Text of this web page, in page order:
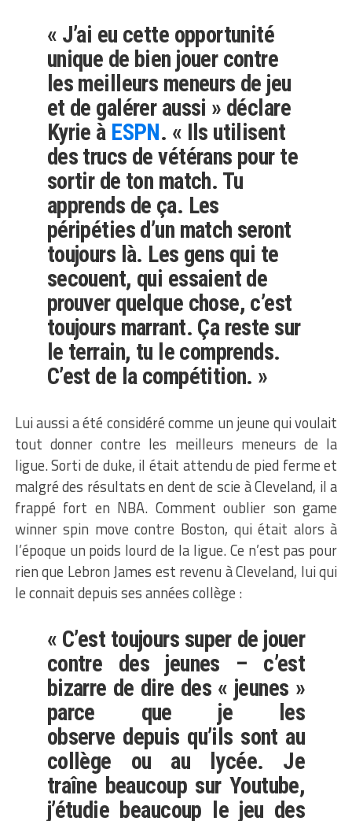
« J’ai eu cette opportunité
unique de bien jouer contre
les meilleurs meneurs de jeu
et de galérer aussi » déclare
Kyrie à ESPN. « Ils utilisent
des trucs de vétérans pour te
sortir de ton match. Tu
apprends de ça. Les
péripéties d’un match seront
toujours là. Les gens qui te
secouent, qui essaient de
prouver quelque chose, c’est
toujours marrant. Ça reste sur
le terrain, tu le comprends.
C’est de la compétition. »
Lui aussi a été considéré comme un jeune qui voulait
tout donner contre les meilleurs meneurs de la
ligue. Sorti de duke, il était attendu de pied ferme et
malgré des résultats en dent de scie à Cleveland, il a
frappé fort en NBA. Comment oublier son game
winner spin move contre Boston, qui était alors à
l’époque un poids lourd de la ligue. Ce n’est pas pour
rien que Lebron James est revenu à Cleveland, lui qui
le connait depuis ses années collège :
« C’est toujours super de jouer
contre des jeunes – c’est
bizarre de dire des « jeunes »
parce que je les
observe depuis qu’ils sont au
collège ou au lycée. Je
traîne beaucoup sur Youtube,
j’étudie beaucoup le jeu des